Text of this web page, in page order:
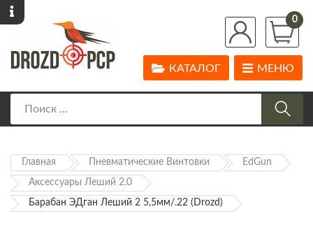
0
МЕНЮ
КАТАЛОГ
Главная Пневматические Винтовки EdGun
Аксессуары Леший 2.0
Барабан ЭДган Леший 2 5,5мм/.22 (drozd)